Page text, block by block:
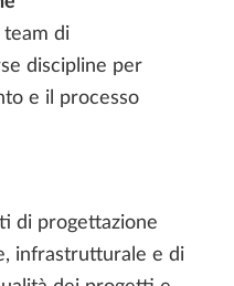
team di
discipline per
e il processo
di progettazione
infrastrutturale e di